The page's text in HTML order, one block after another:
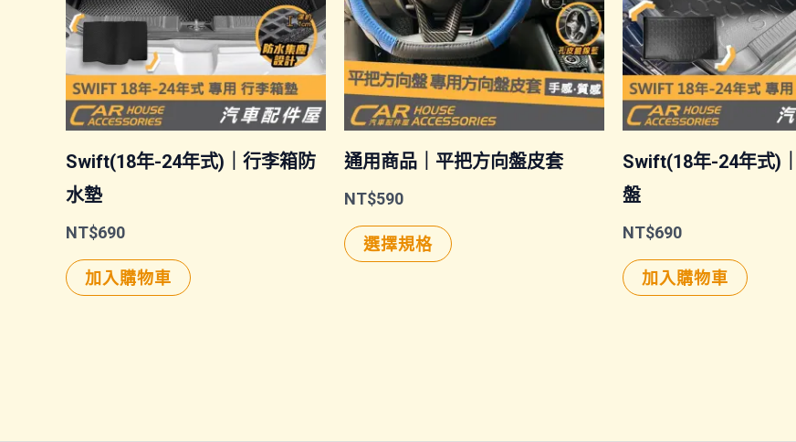
Swift(18年-24年式)｜行李箱防
水墊
NT$690
加入購物車
通用商品｜平把方向盤皮套
NT$590
選擇規格
此
款
Swift(18年-24年式)
盤
NT$690
加入購物車